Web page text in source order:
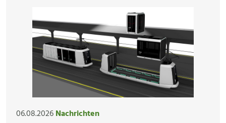
06.08.2026Nachrichten